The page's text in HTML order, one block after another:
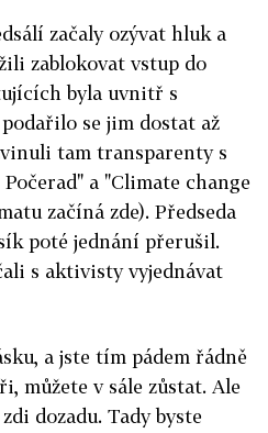
začaly ozývat hluk a
zablokovat vstup do
byla uvnitř s
se jim dostat až
tam transparenty s
a "Climate change
začíná zde). Předseda
poté jednání přerušil.
s aktivisty vyjednávat
a jste tím pádem řádně
můžete v sále zůstat. Ale
dozadu. Tady byste